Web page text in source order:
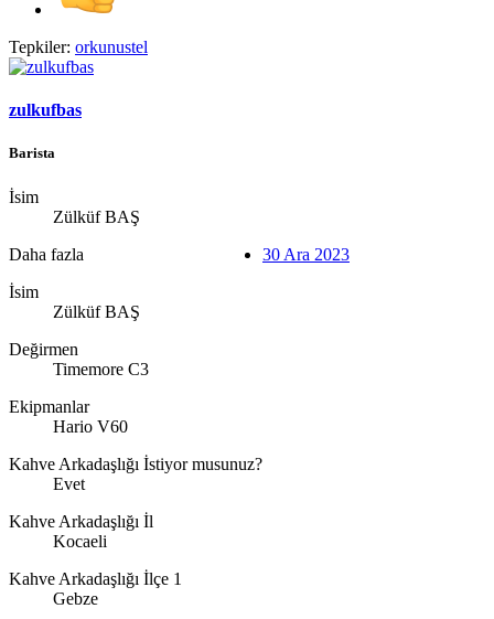
Tepkiler: orkunustel
zulkufbas
Barista
İsim
Zülküf BAŞ
Daha fazla
İsim
Zülküf BAŞ
Değirmen
Timemore C3
Ekipmanlar
Hario V60
Kahve Arkadaşlığı İstiyor musunuz?
Evet
Kahve Arkadaşlığı İl
Kocaeli
Kahve Arkadaşlığı İlçe 1
Gebze
30 Ara 2023